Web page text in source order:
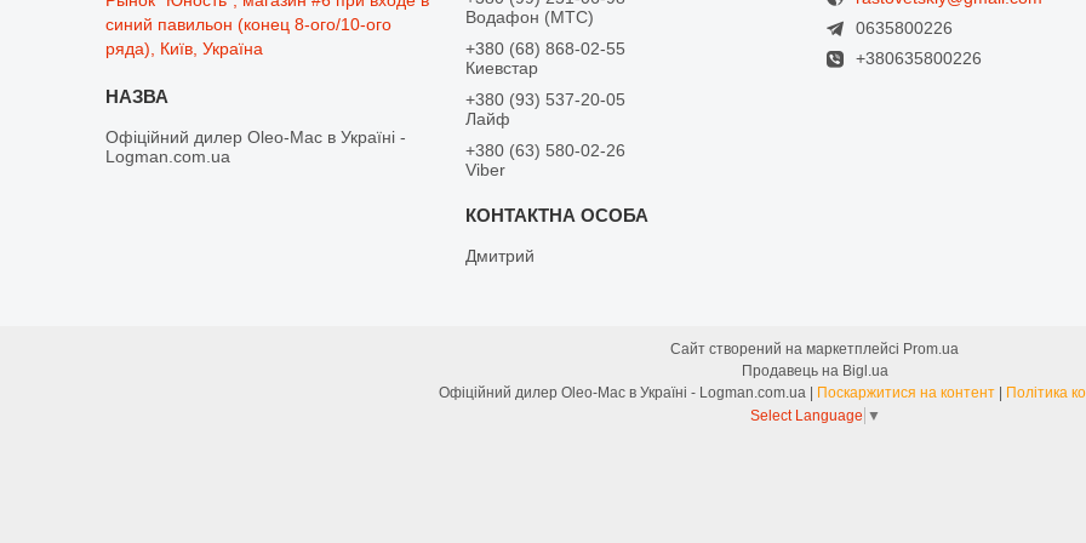
синий павильон (конец 8-ого/10-ого
ряда), Київ, Україна
Офіційний дилер Oleo-Mac в Україні -
Logman.com.ua
Водафон (МТС)
+380 (68) 868-02-55
Киевстар
+380 (93) 537-20-05
Лайф
+380 (63) 580-02-26
Viber
Дмитрий
0635800226
+380635800226
Сайт створений на маркетплейсі Prom.ua
Продавець на Bigl.ua
Офіційний дилер Oleo-Mac в Україні - Logman.com.ua | Поскаржитися на контент | Політика
Select Language ▼